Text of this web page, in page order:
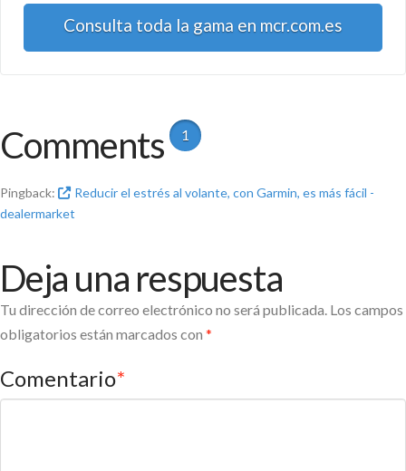
Consulta toda la gama en mcr.com.es
Comments 1
Pingback:
Reducir el estrés al volante, con Garmin, es más fácil -
dealermarket
Deja una respuesta
Tu dirección de correo electrónico no será publicada. Los campos
obligatorios están marcados con *
Comentario*